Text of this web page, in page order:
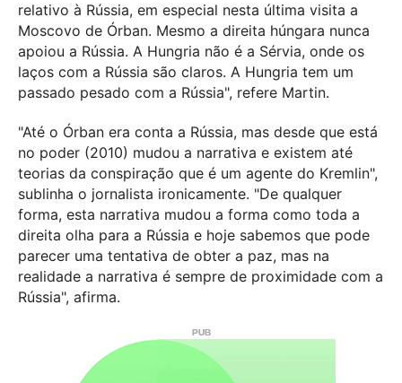
relativo à Rússia, em especial nesta última visita a
Moscovo de Órban. Mesmo a direita húngara nunca
apoiou a Rússia. A Hungria não é a Sérvia, onde os
laços com a Rússia são claros. A Hungria tem um
passado pesado com a Rússia", refere Martin.
"Até o Órban era conta a Rússia, mas desde que está
no poder (2010) mudou a narrativa e existem até
teorias da conspiração que é um agente do Kremlin",
sublinha o jornalista ironicamente. "De qualquer
forma, esta narrativa mudou a forma como toda a
direita olha para a Rússia e hoje sabemos que pode
parecer uma tentativa de obter a paz, mas na
realidade a narrativa é sempre de proximidade com a
Rússia", afirma.